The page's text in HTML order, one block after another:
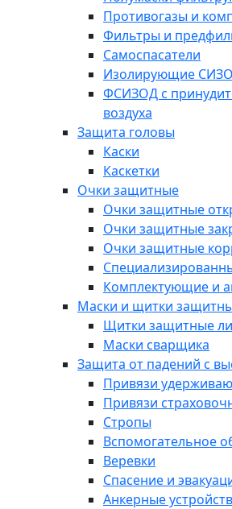
Противогазы и
Фильтры и
Самоспасатели
Изолирующие
ФСИЗОД с
воздуха
Защита головы
Каски
Каскетки
Очки защитные
Очки защитные
Очки защитные
Очки защитные
Комплектующие и
Маски и щитки
Щитки защитные
Маски сварщика
Защита от падений с
Привязи
Привязи
Стропы
Вспомогательное
Веревки
Спасение и
Анкерные